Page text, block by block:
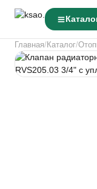
Главная Каталог